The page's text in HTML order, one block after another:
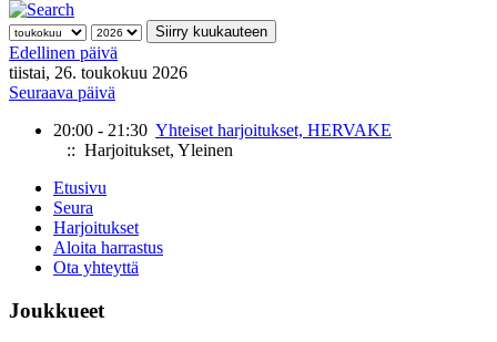
Siirry kuukauteen
Edellinen päivä
tiistai, 26. toukokuu 2026
Seuraava päivä
20:00 - 21:30 Yhteiset harjoitukset, HERVAKE
:: Harjoitukset, Yleinen
Etusivu
Seura
Harjoitukset
Aloita harrastus
Ota yhteyttä
Joukkueet